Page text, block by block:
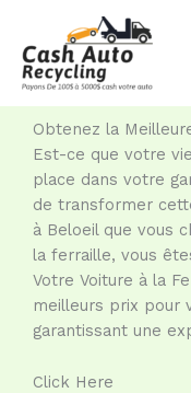
contenu
Obtenez la
Est-ce que votre
place dans votre
de transformer
à Beloeil que vous
la ferraille, vous
Votre Voiture à la
meilleurs prix pour
garantissant une
Click Here